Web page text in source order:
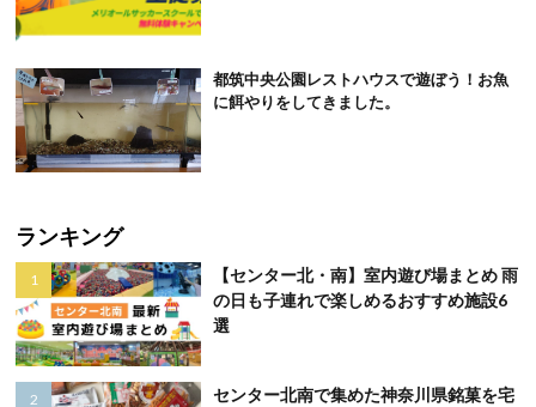
都筑中央公園レストハウスで遊ぼう！お魚
に餌やりをしてきました。
ランキング
【センター北・南】室内遊び場まとめ 雨
の日も子連れで楽しめるおすすめ施設6
選
センター北南で集めた神奈川県銘菓を宅